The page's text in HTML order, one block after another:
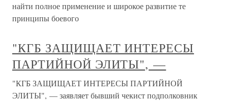
найти полное применение и широкое развитие те
принципы боевого
"КГБ ЗАЩИЩАЕТ ИНТЕРЕСЫ
ПАРТИЙНОЙ ЭЛИТЫ", —
"КГБ ЗАЩИЩАЕТ ИНТЕРЕСЫ ПАРТИЙНОЙ
ЭЛИТЫ", — заявляет бывший чекист подполковник